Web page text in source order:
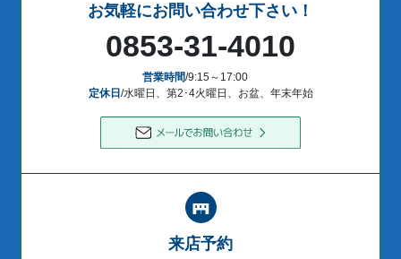
お気軽にお問い合わせ下さい！
0853-31-4010
営業時間/9:15～17:00
定休日/水曜日、第2･4火曜日、お盆、年末年始
来店予約